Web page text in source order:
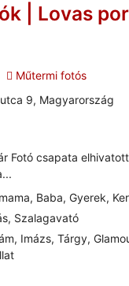
| Lovas
Műtermi fotós
9, Magyarország
Fotó csapata
Baba, Gyerek,
Szalagavató
Imázs, Tárgy,